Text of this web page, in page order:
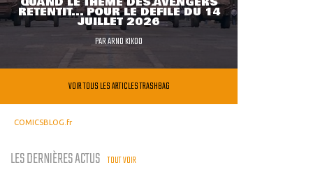
RETENTIT... POUR LE DÉFILÉ DU 14
JUILLET 2026
PARARNO KIKOO
VOIR TOUS LES ARTICLES TRASHBAG
COMICSBLOG.fr
LES DERNIÈRES ACTUS TOUT VOIR